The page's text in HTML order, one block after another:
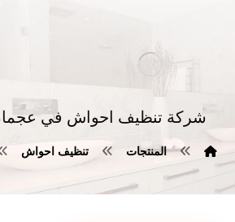
شركة تنظيف احواش في عجمان
المنتجات تنظيف احواش